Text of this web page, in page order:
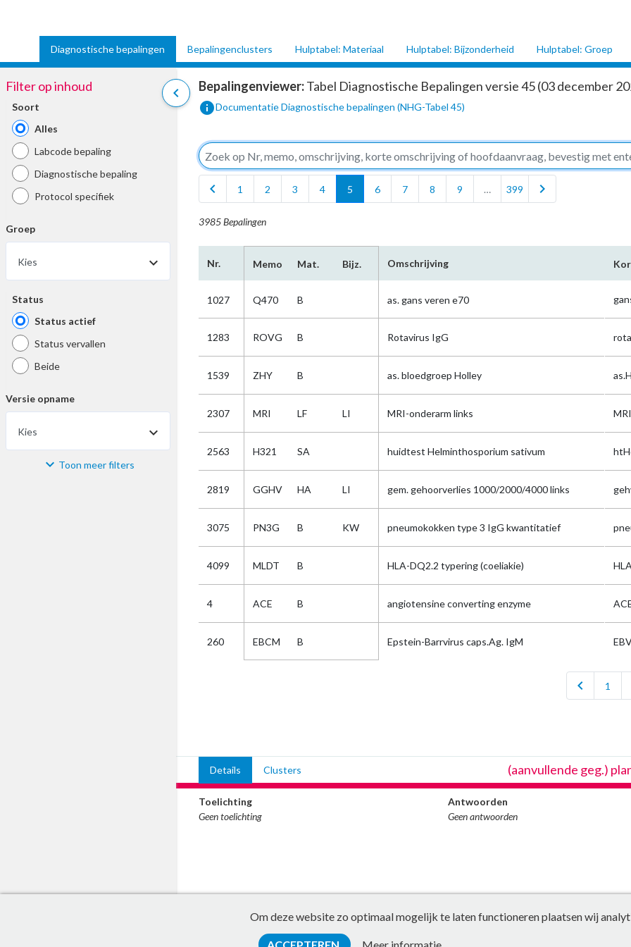
Diagnostische bepalingen Bepalingenclusters Hulptabel: Materiaal Hulptabel: Bijzonderheid Hulptabel: Groep
chevron_left
Filter op inhoud
Soort
Alles
Labcode bepaling
Diagnostische bepaling
Protocol specifiek
Groep
Kies
Status
Status actief
Status vervallen
Beide
Versie opname
Kies
Materiaal Toon meer filters
Bepalingenviewer:Tabel Diagnostische Bepalingen versie 45 (03 december
infoDocumentatie Diagnostische bepalingen (NHG-Tabel 45)
chevron_left
1 2 3 4 5 6 7 8 9 … 399 chevron_right
3985 Bepalingen
Nr. Memo Mat. Bijz. Omschrijving
1027 Q470 B as. gans veren e70
1283 ROVG B Rotavirus IgG
1539 ZHY B as. bloedgroep Holley
2307 MRI LF LI MRI-onderarm links
2563 H321 SA huidtest Helminthosporium sativum
2819 GGHV HA LI gem. gehoorverlies 1000/2000/4000 links
3075 PN3G B KW pneumokokken type 3 IgG kwantitatief
4099 MLDT B HLA-DQ2.2 typering (coeliakie)
4 ACE B angiotensine converting enzyme
260 EBCM B Epstein-Barrvirus caps.Ag. IgM
chevron_left 1
Details Clusters (aanvullende geg.)
Toelichting
Geen toelichting
Antwoorden
Geen antwoorden
Om deze website zo optimaal mogelijk te laten functioneren plaatsen wij